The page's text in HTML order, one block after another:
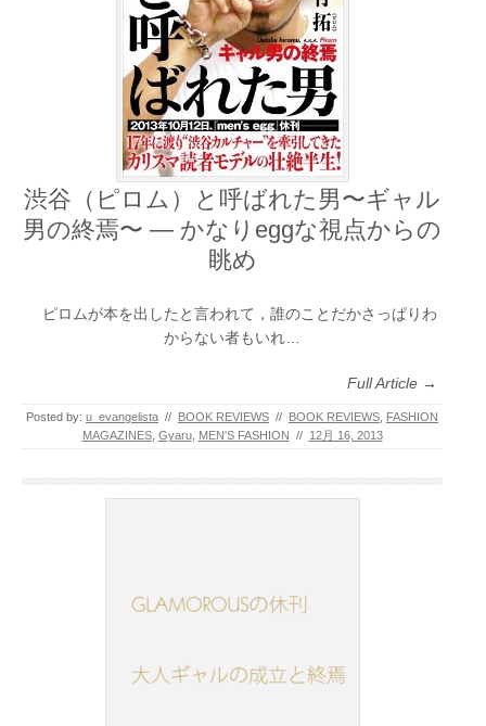
渋谷（ピロム）と呼ばれた男〜ギャル
男の終焉〜 ― かなりeggな視点からの
眺め
ピロムが本を出したと言われて，誰のことだかさっぱりわ
からない者もいれ…
Full Article →
Posted by: u_evangelista // BOOK REVIEWS // BOOK REVIEWS FASHION
MAGAZINES, Gyaru, MEN'S FASHION // 12月 16, 2013